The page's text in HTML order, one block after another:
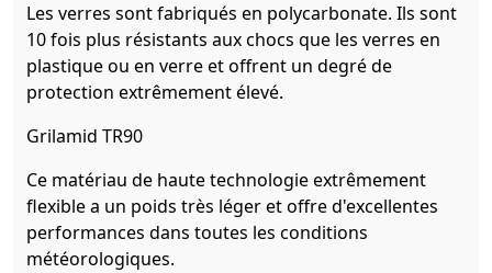
Les verres sont fabriqués en polycarbonate. Ils sont
10 fois plus résistants aux chocs que les verres en
plastique ou en verre et offrent un degré de
protection extrêmement élevé.
Grilamid TR90
Ce matériau de haute technologie extrêmement
flexible a un poids très léger et offre d'excellentes
performances dans toutes les conditions
météorologiques.